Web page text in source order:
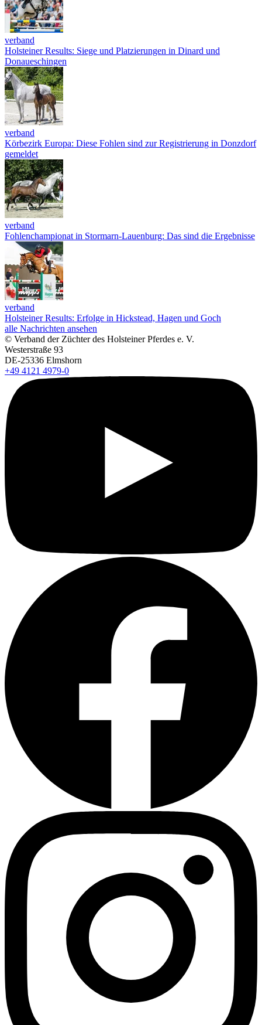
verband
Holsteiner Results: Siege und Platzierungen in Dinard und
Donaueschingen
verband
Körbezirk Europa: Diese Fohlen sind zur Registrierung in Donzdorf
gemeldet
verband
Fohlenchampionat in Stormarn-Lauenburg: Das sind die Ergebnisse
verband
Holsteiner Results: Erfolge in Hickstead, Hagen und Goch
alle Nachrichten ansehen
© Verband der Züchter des Holsteiner Pferdes e. V.
Westerstraße 93
DE-25336 Elmshorn
+49 4121 4979-0